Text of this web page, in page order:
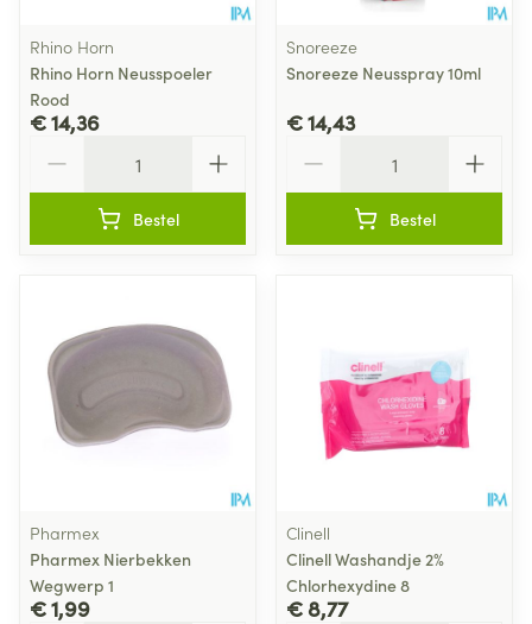
Rhino Horn
Rhino Horn Neusspoeler
Rood
€ 14,36
Bestel
Snoreeze
Snoreeze Neusspray 10ml
€ 14,43
Bestel
Pharmex
Pharmex Nierbekken
Wegwerp 1
€ 1,99
Clinell
Clinell Washandje 2%
Chlorhexydine 8
€ 8,77